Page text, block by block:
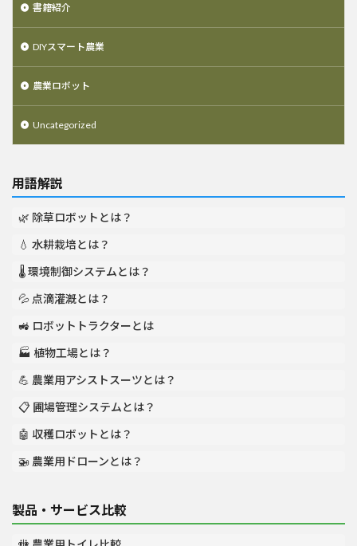
書籍紹介
DIYスマート農業
農業ロボット
Uncategorized
用語解説
🌿 除草ロボットとは？
💧 水耕栽培とは？
🌡️ 環境制御システムとは？
💦 点滴灌漑とは？
🚜 ロボットトラクターとは
🏭 植物工場とは？
💪 農業用アシストスーツとは？
📋 圃場管理システムとは？
🤖 収穫ロボットとは？
🚁 農業用ドローンとは？
製品・サービス比較